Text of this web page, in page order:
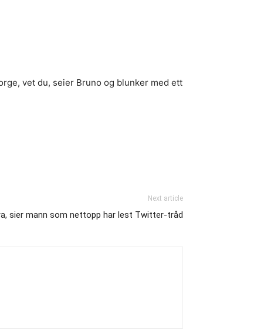
vet du, seier Bruno og blunker med ett
Next article
sier mann som nettopp har lest Twitter-tråd